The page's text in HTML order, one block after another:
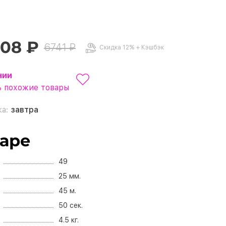
₽ 6741 ₽ Скидка 12% + Кэшбэк
похожие товары
завтра
49
25 мм.
45 м.
50 сек.
4.5 кг.